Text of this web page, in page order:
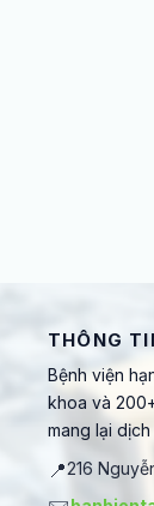
THÔNG
Bệnh viện
khoa và
mang lại
📍216